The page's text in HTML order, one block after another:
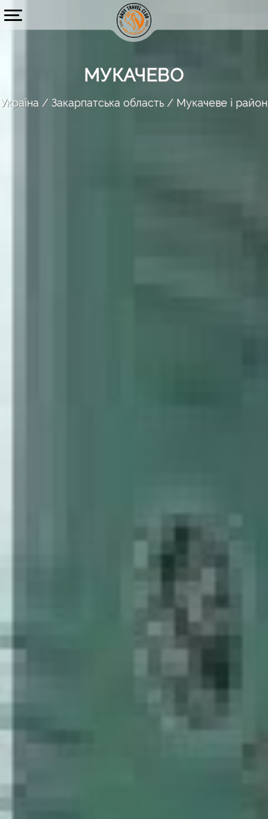
МУКАЧЕВО
Україна Закарпатська область Мукачеве і район